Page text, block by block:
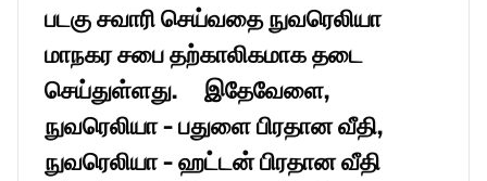
படகு சவாரி செய்வதை நுவரெலியா
மாநகர சபை தற்காலிகமாக தடை
செய்துள்ளது.     இதேவேளை,
நுவரெலியா - பதுளை பிரதான வீதி,
நுவரெலியா - ஹட்டன் பிரதான வீதி